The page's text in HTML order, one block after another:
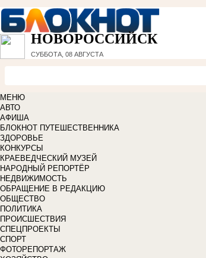
НОВОРОССИЙСК
СУББОТА, 08 АВГУСТА
МЕНЮ
АВТО
АФИША
БЛОКНОТ ПУТЕШЕСТВЕННИКА
ЗДОРОВЬЕ
КОНКУРСЫ
КРАЕВЕДЧЕСКИЙ МУЗЕЙ
НАРОДНЫЙ РЕПОРТЁР
НЕДВИЖИМОСТЬ
ОБРАЩЕНИЕ В РЕДАКЦИЮ
ОБЩЕСТВО
ПОЛИТИКА
ПРОИСШЕСТВИЯ
СПЕЦПРОЕКТЫ
СПОРТ
ФОТОРЕПОРТАЖ